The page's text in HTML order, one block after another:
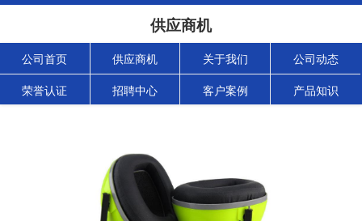
供应商机
公司首页 供应商机 关于我们 公司动态
荣誉认证 招聘中心 客户案例 产品知识